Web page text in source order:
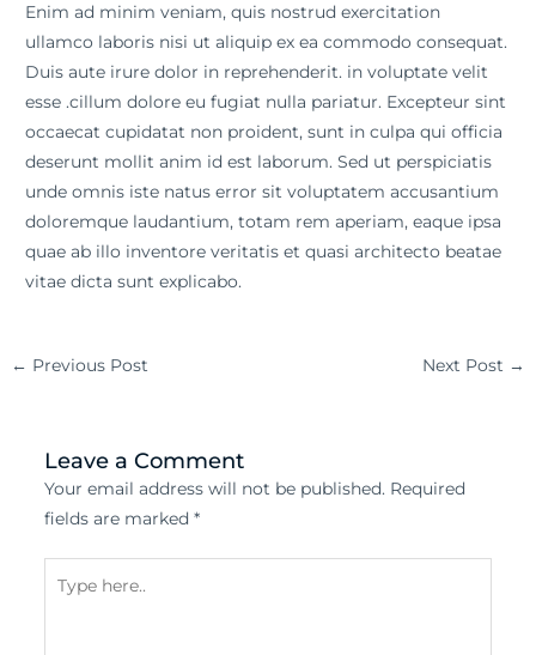
Enim ad minim veniam, quis nostrud exercitation
ullamco laboris nisi ut aliquip ex ea commodo consequat.
Duis aute irure dolor in reprehenderit. in voluptate velit
esse .cillum dolore eu fugiat nulla pariatur. Excepteur sint
occaecat cupidatat non proident, sunt in culpa qui officia
deserunt mollit anim id est laborum. Sed ut perspiciatis
unde omnis iste natus error sit voluptatem accusantium
doloremque laudantium, totam rem aperiam, eaque ipsa
quae ab illo inventore veritatis et quasi architecto beatae
vitae dicta sunt explicabo.
← Previous Post Next Post →
Leave a Comment
Your email address will not be published. Required
fields are marked *
here..